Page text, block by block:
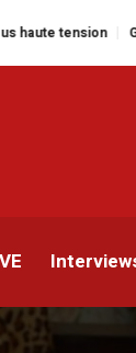
Goma sous le feu